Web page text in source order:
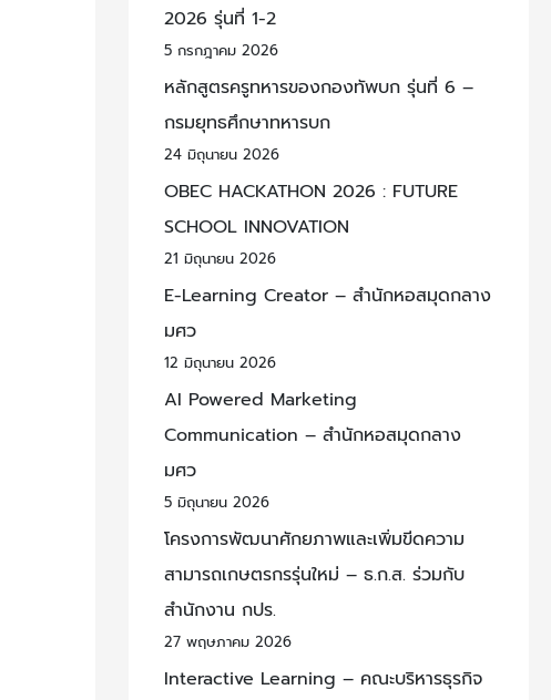
2026 รุ่นที่ 1-2
5 กรกฎาคม 2026
หลักสูตรครูทหารของกองทัพบก รุ่นที่ 6 –
กรมยุทธศึกษาทหารบก
24 มิถุนายน 2026
OBEC HACKATHON 2026 : FUTURE
SCHOOL INNOVATION
21 มิถุนายน 2026
E-Learning Creator – สำนักหอสมุดกลาง
มศว
12 มิถุนายน 2026
AI Powered Marketing
Communication – สำนักหอสมุดกลาง
มศว
5 มิถุนายน 2026
โครงการพัฒนาศักยภาพและเพิ่มขีดความ
สามารถเกษตรกรรุ่นใหม่ – ธ.ก.ส. ร่วมกับ
สำนักงาน กปร.
27 พฤษภาคม 2026
Interactive Learning – คณะบริหารธุรกิจ